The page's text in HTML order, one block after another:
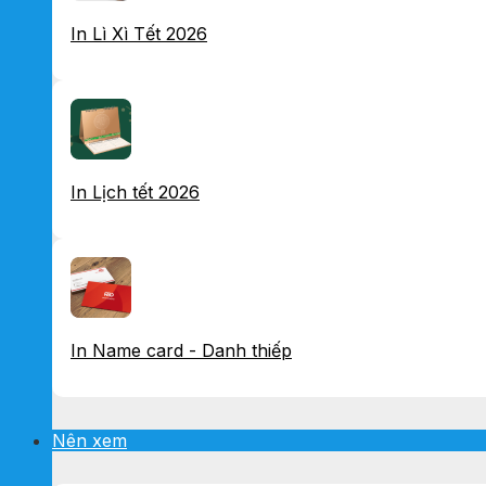
In Lì Xì Tết 2026
In Lịch tết 2026
In Name card - Danh thiếp
Nên xem